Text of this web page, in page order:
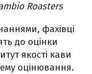
Roasters
фахівці
до оцінки
якості кави
оцінювання.